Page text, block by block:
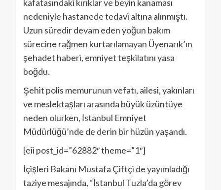
kafatasındaki kırıklar ve beyin kanaması
nedeniyle hastanede tedavi altına alınmıştı.
Uzun süredir devam eden yoğun bakım
sürecine rağmen kurtarılamayan Üyenarık’ın
şehadet haberi, emniyet teşkilatını yasa
boğdu.
Şehit polis memurunun vefatı, ailesi, yakınları
ve meslektaşları arasında büyük üzüntüye
neden olurken, İstanbul Emniyet
Müdürlüğü’nde de derin bir hüzün yaşandı.
[eii post_id=”62882″ theme=”1″]
İçişleri Bakanı Mustafa Çiftçi de yayımladığı
taziye mesajında, “İstanbul Tuzla’da görev